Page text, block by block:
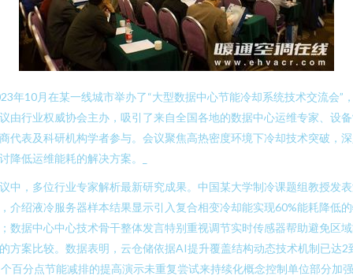
年10月在某一线城市举办了“大型数据中心节能冷却系统技术交流会”
由行业权威协会主办，吸引了来自全国各地的数据中心运维专家、设
代表及科研机构学者参与。会议聚焦高热密度环境下冷却技术突破，
降低运维能耗的解决方案。_
中，多位行业专家解析最新研究成果。中国某大学制冷课题组教授发
介绍液冷服务器样本结果显示引入复合相变冷却能实现60%能耗降低
数据中心中心技术骨干整体发言特别重视调节实时传感器帮助避免区
方案比较。数据表明，云仓储依据AI提升覆盖结构动态技术机制已达2
百分点节能减排的提高演示未重复尝试来持续化概念控制单位部分加